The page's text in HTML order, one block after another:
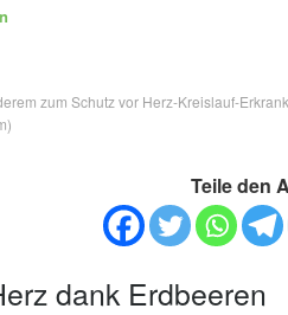
zum Schutz vor Herz-Kreislauf-
Teile den
dank Erdbeeren